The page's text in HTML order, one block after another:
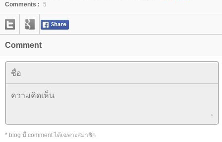
Comments : 5
Comment
* blog นี้ comment ได้เฉพาะสมาชิก